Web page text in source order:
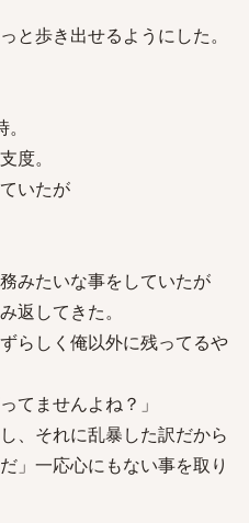
と歩き出せるようにした。
度。
いたが
みたいな事をしていたが
返してきた。
らしく俺以外に残ってるや
てませんよね？」
、それに乱暴した訳だから
」一応心にもない事を取り